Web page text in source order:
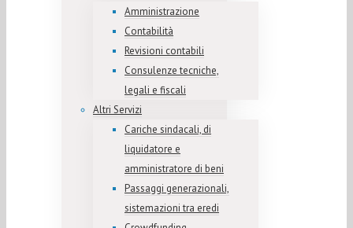
Amministrazione
Contabilità
Revisioni contabili
Consulenze tecniche,
legali e fiscali
Altri Servizi
Cariche sindacali, di
liquidatore e
amministratore di beni
Passaggi generazionali,
sistemazioni tra eredi